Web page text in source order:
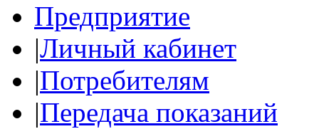
Предприятие
|Личный кабинет
|Потребителям
|Передача показаний